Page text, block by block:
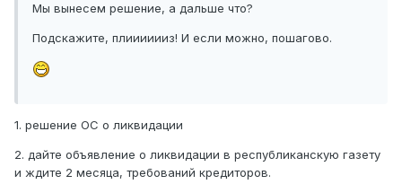
Мы вынесем решение, а дальше что?
Подскажите, плииииииз! И если можно, пошагово.
1. решение ОС о ликвидации
2. дайте объявление о ликвидации в республиканскую газету
и ждите 2 месяца, требований кредиторов.